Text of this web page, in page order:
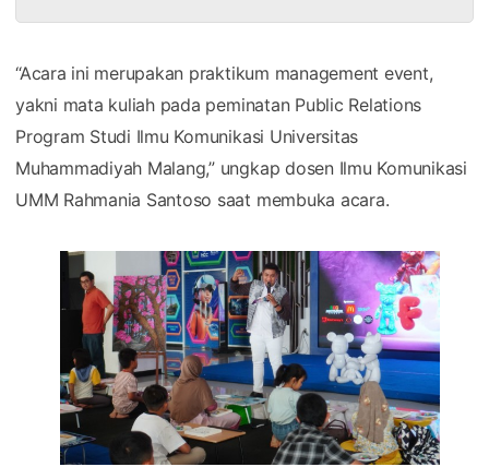
“Acara ini merupakan praktikum management event,
yakni mata kuliah pada peminatan Public Relations
Program Studi Ilmu Komunikasi Universitas
Muhammadiyah Malang,” ungkap dosen Ilmu Komunikasi
UMM Rahmania Santoso saat membuka acara.